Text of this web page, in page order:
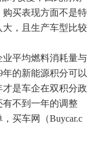
买表现方面不是特
，且生产车型比较
平均燃料消耗量与
的新能源积分可以
才是车企在双积分政
不到一年的调整
买车网（Buycar.c